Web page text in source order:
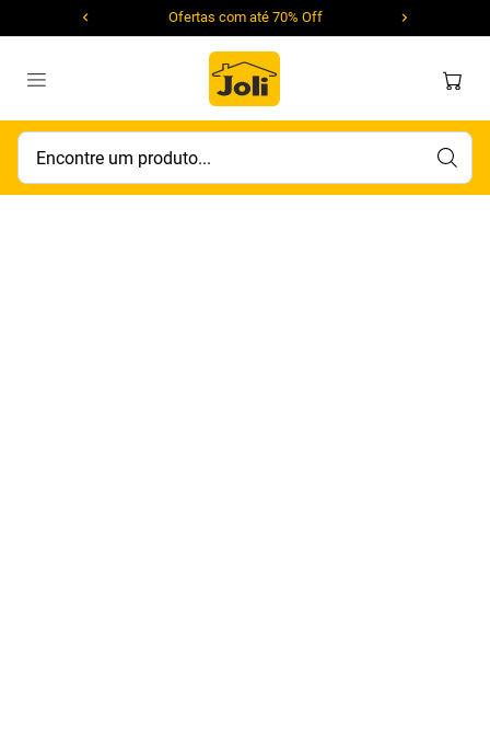
Ofertas com até 70% Off
Encontre um produto...